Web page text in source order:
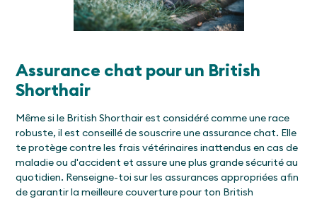
Assurance chat pour un British
Shorthair
Même si le British Shorthair est considéré comme une race
robuste, il est conseillé de souscrire une assurance chat. Elle
te protège contre les frais vétérinaires inattendus en cas de
maladie ou d'accident et assure une plus grande sécurité au
quotidien. Renseigne-toi sur les assurances appropriées afin
de garantir la meilleure couverture pour ton British